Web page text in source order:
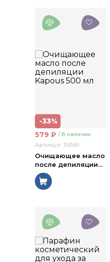
-33%
579 ₽ / В наличии
Артикул: 116169
Очищающее масло
после депиляции…